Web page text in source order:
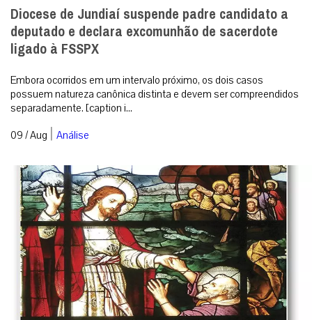
Diocese de Jundiaí suspende padre candidato a
deputado e declara excomunhão de sacerdote
ligado à FSSPX
Embora ocorridos em um intervalo próximo, os dois casos
possuem natureza canônica distinta e devem ser compreendidos
separadamente. [caption i...
09 / Aug | Análise